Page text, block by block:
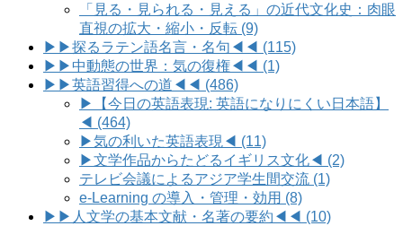
「見る・見られる・見える」の近代文化史：肉眼
直視の拡大・縮小・反転 (9)
▶▶探るラテン語名言・名句◀◀ (115)
▶▶中動態の世界：気の復権◀◀ (1)
▶▶英語習得への道◀◀ (486)
▶【今日の英語表現: 英語になりにくい日本語】
◀ (464)
▶気の利いた英語表現◀ (11)
▶文学作品からたどるイギリス文化◀ (2)
テレビ会議によるアジア学生間交流 (1)
e-Learning の導入・管理・効用 (8)
▶▶人文学の基本文献・名著の要約◀◀ (10)